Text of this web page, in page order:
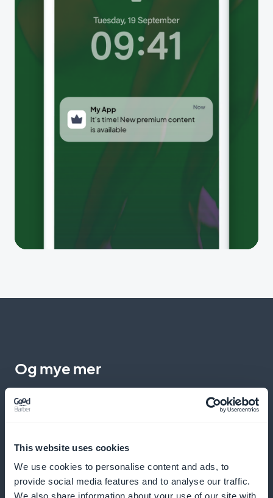
This website uses cookies
We use cookies to personalise content and ads, to
provide social media features and to analyse our traffic.
We also share information about your use of our site with
Og mye mer
Analyse av abonnentdata